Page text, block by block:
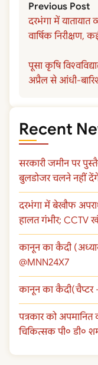
Previous Post
दरभंगा में
वार्षिक निरीक्षण,
पूसा कृषि
अप्रैल से आंधी-
Recent
सरकारी जमीन पर
बुलडोजर चलने नहीं
दरभंगा में बेखौफ
हालत गंभीर; CCTV
कानून का कैदी
@MNN24X7
कानून का कैदी(चैप्टर
पत्रकार को
चिकित्सक पी० डी०